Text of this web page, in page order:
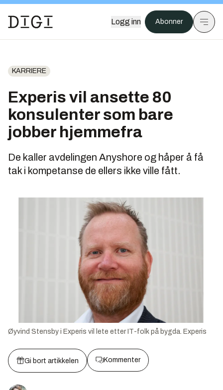
Logg inn Abonner
KARRIERE
Experis vil ansette 80
konsulenter som bare
jobber hjemmefra
De kaller avdelingen Anyshore og håper å få
tak i kompetanse de ellers ikke ville fått.
Øyvind Stensby i Experis vil lete etter IT-folk på bygda. Experis
Gi bort artikkelen Kommenter